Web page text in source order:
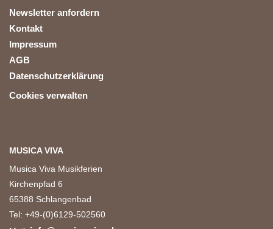
Newsletter anfordern
Kontakt
Impressum
AGB
Datenschutzerklärung
Cookies verwalten
MUSICA VIVA
Musica Viva Musikferien
Kirchenpfad 6
65388 Schlangenbad
Tel: +49-(0)6129-502560